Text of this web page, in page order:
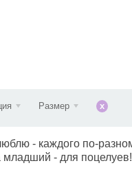
Размер x
- каждого по-
младший - для поцелуев!